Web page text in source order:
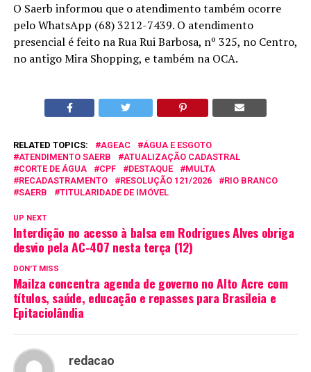
O Saerb informou que o atendimento também ocorre
pelo WhatsApp (68) 3212-7439. O atendimento
presencial é feito na Rua Rui Barbosa, nº 325, no Centro,
no antigo Mira Shopping, e também na OCA.
RELATED TOPICS: AGEAC
ÁGUA E ESGOTO
ATENDIMENTO SAERB
ATUALIZAÇÃO CADASTRAL
CORTE DE ÁGUA
CPF DESTAQUE
MULTA
RECADASTRAMENTO
RESOLUÇÃO 121/2026
RIO BRANCO
SAERB
TITULARIDADE DE IMÓVEL
UP NEXT
Interdição no acesso à balsa em Rodrigues Alves obriga
desvio pela AC-407 nesta terça (12)
DON'T MISS
Mailza concentra agenda de governo no Alto Acre com
títulos, saúde, educação e repasses para Brasileia e
Epitaciolândia
redacao